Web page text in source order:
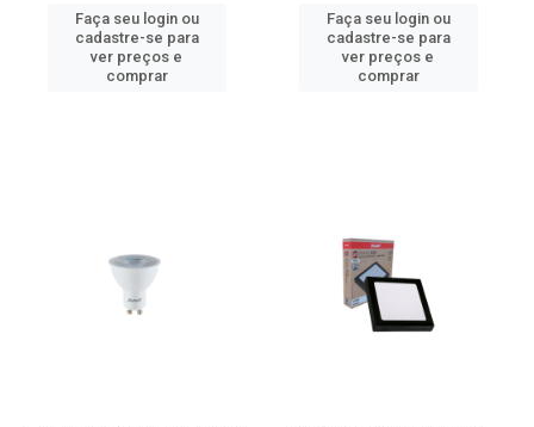
Faça seu login ou
cadastre-se para
ver preços e
comprar
Faça seu login ou
cadastre-se para
ver preços e
comprar